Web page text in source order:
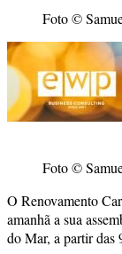
Foto ©
Foto ©
O Renovamento
amanhã a sua
do Mar, a partir das